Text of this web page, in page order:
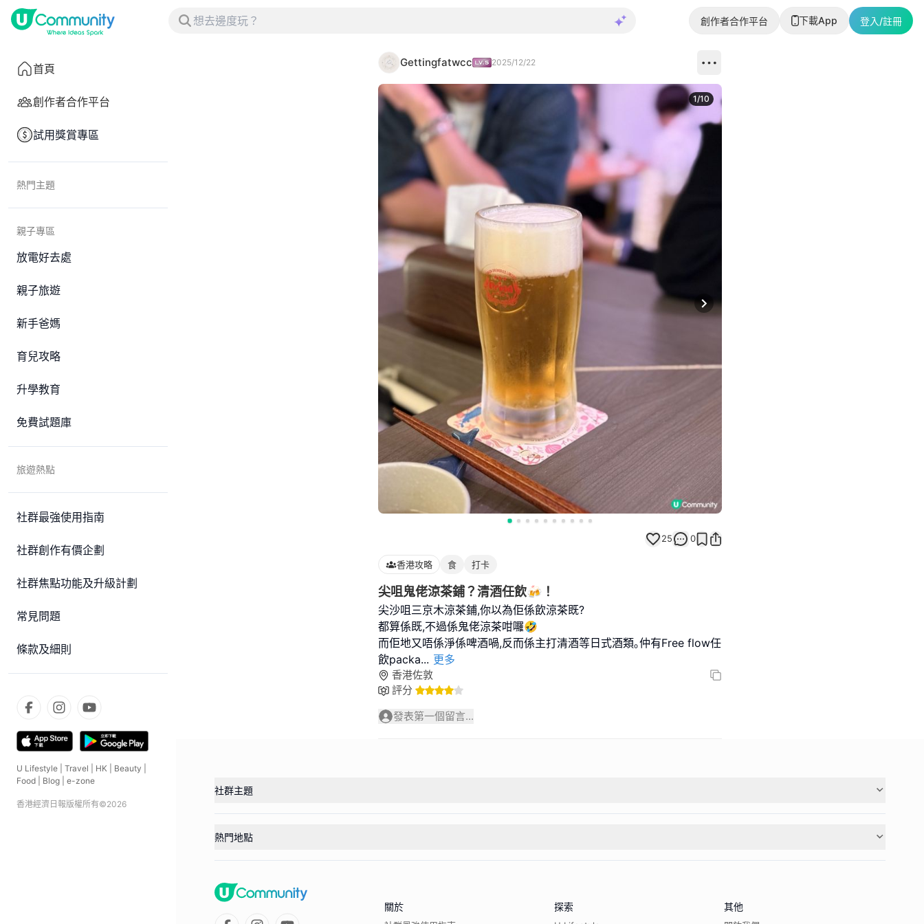
創作者合作平台 下載App 登入/註冊
首頁
創作者合作平台
試用獎賞專區
熱門主題
親子專區
放電好去處
親子旅遊
新手爸媽
育兒攻略
升學教育
免費試題庫
旅遊熱點
社群最強使用指南
社群創作有價企劃
社群焦點功能及升級計劃
常見問題
條款及細則
U Lifestyle Travel HK Beauty
Food
Blog e-zone
香港經濟日報版權所有©2026
Gettingfatwcc 2025/12/22
Next slide
1/10
25 0
香港攻略 食 打卡
尖咀鬼佬涼茶鋪？清酒任飲🍻！
尖沙咀三京木涼茶鋪,你以為佢係飲涼茶既?
都算係既,不過係鬼佬涼茶咁囉🤣
而佢地又唔係淨係啤酒喎,反而係主打清酒等日式酒類｡仲有Free flow任
飲packa... 更多
香港佐敦
評分
發表第一個留言...
社群主題
熱門地點
關於 探索 其他